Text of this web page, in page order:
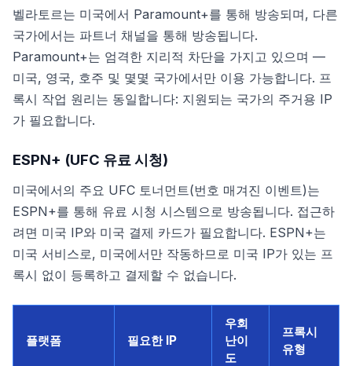
벨라토르는 미국에서 Paramount+를 통해 방송되며, 다른
국가에서는 파트너 채널을 통해 방송됩니다.
Paramount+는 엄격한 지리적 차단을 가지고 있으며 —
미국, 영국, 호주 및 몇몇 국가에서만 이용 가능합니다. 프
록시 작업 원리는 동일합니다: 지원되는 국가의 주거용 IP
가 필요합니다.
ESPN+ (UFC 유료 시청)
미국에서의 주요 UFC 토너먼트(번호 매겨진 이벤트)는
ESPN+를 통해 유료 시청 시스템으로 방송됩니다. 접근하
려면 미국 IP와 미국 결제 카드가 필요합니다. ESPN+는
미국 서비스로, 미국에서만 작동하므로 미국 IP가 있는 프
록시 없이 등록하고 결제할 수 없습니다.
플랫폼 필요한 IP
우회
난이
도
프록시
유형